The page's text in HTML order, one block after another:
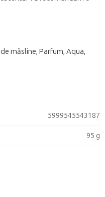
măsline, Parfum, Aqua,
5999545543187
95 g